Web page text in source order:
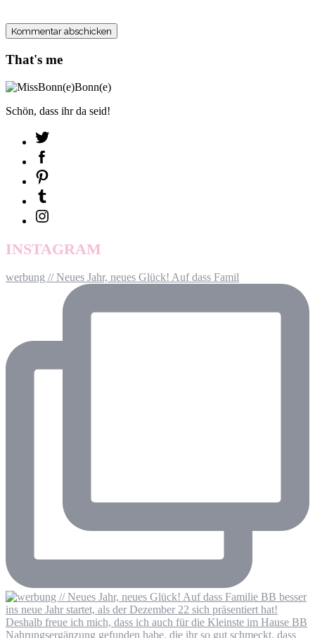
That's me
Schön, dass ihr da seid!
INSTAGRAM
werbung // Neues Jahr, neues Glück! Auf dass Famil